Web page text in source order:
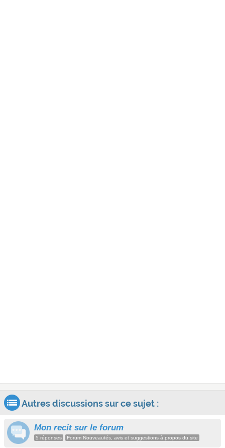
Autres discussions sur ce sujet :
Mon recit sur le forum
5 réponses Forum Nouveautés, avis et suggestions à propos du site